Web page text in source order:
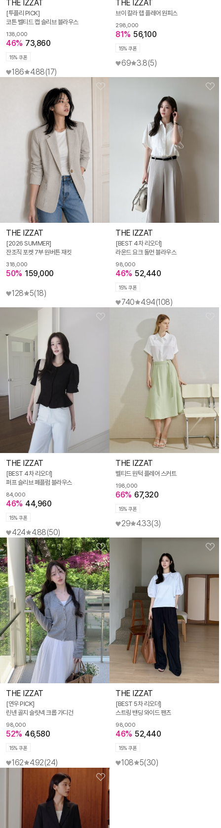
THE IZZAT
[투플리 PICK]
코튼 벨티드 캡 슬리브 블라우스
138,000
46% 73,860
15% 쿠폰
186 4.88(17)
THE IZZAT
브이 칼라 랩 플레어 원피스
298,000
81% 56,100
15% 쿠폰
69 3.8(5)
THE IZZAT
[2026 SUMMER]
잔조직 포켓 7부 원버튼 재킷
318,000
50% 159,000
128 5(18)
THE IZZAT
[BEST 4차 리오더]
라운드 요크 돌먼 블라우스
98,000
46% 52,440
15% 쿠폰
740 4.94(108)
THE IZZAT
[BEST 4차 리오더]
퍼프 슬리브 페플럼 블라우스
84,000
46% 44,960
15% 쿠폰
424 4.88(50)
THE IZZAT
벨티드 원턱 플레어 스커트
198,000
66% 67,320
15% 쿠폰
29 4.33(3)
THE IZZAT
[연우 PICK]
린넨 골지 슬릿넥 크롭 가디건
98,000
52% 46,580
15% 쿠폰
162 4.92(24)
THE IZZAT
[BEST 5차 리오더]
스트링 밴딩 와이드 팬츠
98,000
46% 52,440
15% 쿠폰
108 5(30)